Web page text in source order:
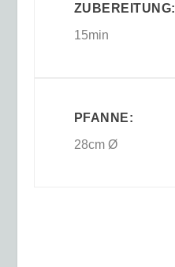
ZUBEREITUNG:
15min
PFANNE:
28cm Ø